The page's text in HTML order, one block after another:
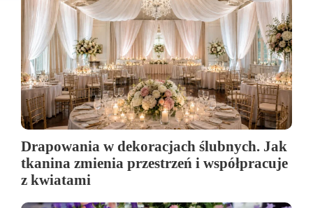
Drapowania w dekoracjach ślubnych. Jak
tkanina zmienia przestrzeń i współpracuje
z kwiatami